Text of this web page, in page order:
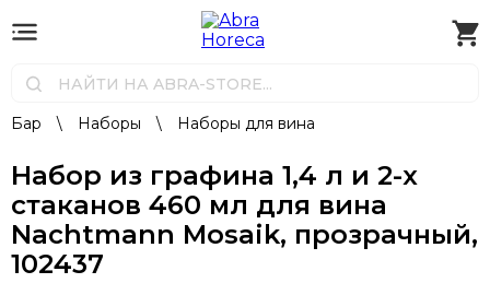
Бар \ Наборы \ Наборы для вина
Набор из графина 1,4 л и 2-х
стаканов 460 мл для вина
Nachtmann Mosaik, прозрачный,
102437